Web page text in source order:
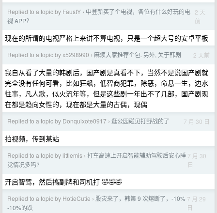
Replied to a topic by FaustY › 中登新买了个电视，各位有什么好玩的电
视 APP？
2 天
前
现在的所谓的电视严格上来讲不算电视，只是一个超大号的安卓平板
Replied to a topic by x5298990 › 麻烦大家推荐个包. 另外, 关于韩剧 2 天前
我自从看了大量的韩剧后，国产剧是真看不下，当然不是说国产剧就
完全没有任何可看，比如狂飙，低智商犯罪，除恶，命悬一生，边水
往事，凡人歌，似火流年等，但是这些剧一年出不了几部，国产剧现
在都是趋向女性的，现在都是大量的古偶，现偶
Replied to a topic by Donquixote0917 › 逛公园碰见打野战的了 7 月 30 日
拍视频，传到某站
Replied to a topic by littlemis › 打车高速上开启智能辅助驾驶后安心睡
觉情况多吗?
7 月 30
日
开启智驾，然后搞副牌和司机打 🤣🤣🤣
Replied to a topic by HotieCutie › 股灾来了，韩第 9 次熔断了，-10%
-10%的跌
7 月 29
日